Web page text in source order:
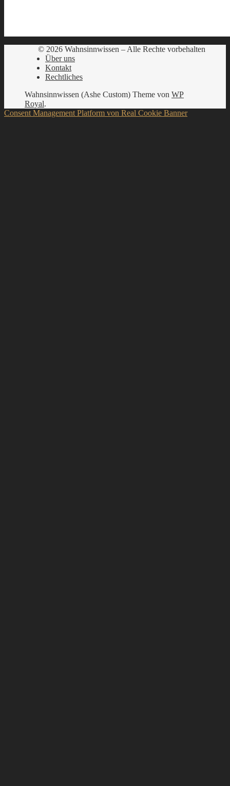
© 2026 Wahnsinnwissen – Alle Rechte vorbehalten
Über uns
Kontakt
Rechtliches
Wahnsinnwissen (Ashe Custom) Theme von WP
Royal.
Consent Management Platform von Real Cookie Banner